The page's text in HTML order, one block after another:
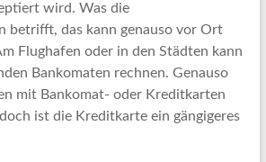
wird. Was die
betrifft, das kann genauso vor Ort
Flughafen oder in den Städten kann
Bankomaten rechnen. Genauso
mit Bankomat- oder Kreditkarten
ist die Kreditkarte ein gängigeres